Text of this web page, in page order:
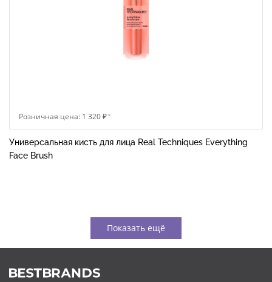
Розничная цена: 1 320 ₽*
Универсальная кисть для лица Real Techniques Everything
Face Brush
Показать ещё